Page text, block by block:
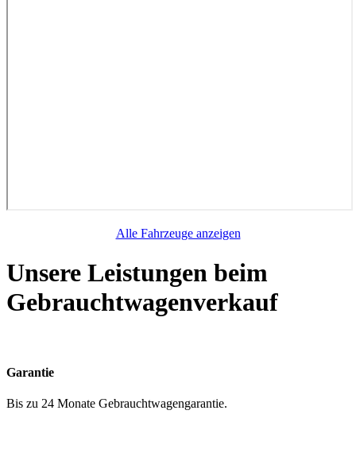
Alle Fahrzeuge anzeigen
Unsere Leistungen beim
Gebrauchtwagenverkauf
Garantie
Bis zu 24 Monate Gebrauchtwagengarantie.